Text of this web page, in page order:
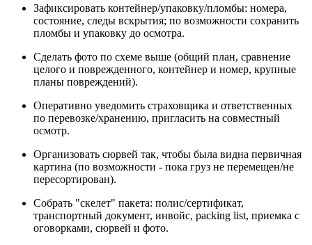
Зафиксировать контейнер/упаковку/пломбы: номера,
состояние, следы вскрытия; по возможности сохранить
пломбы и упаковку до осмотра.
Сделать фото по схеме выше (общий план, сравнение
целого и поврежденного, контейнер и номер, крупные
планы повреждений).
Оперативно уведомить страховщика и ответственных
по перевозке/хранению, пригласить на совместный
осмотр.
Организовать сюрвей так, чтобы была видна первичная
картина (по возможности - пока груз не перемещен/не
пересортирован).
Собрать "скелет" пакета: полис/сертификат,
транспортный документ, инвойс, packing list, приемка с
оговорками, сюрвей и фото.